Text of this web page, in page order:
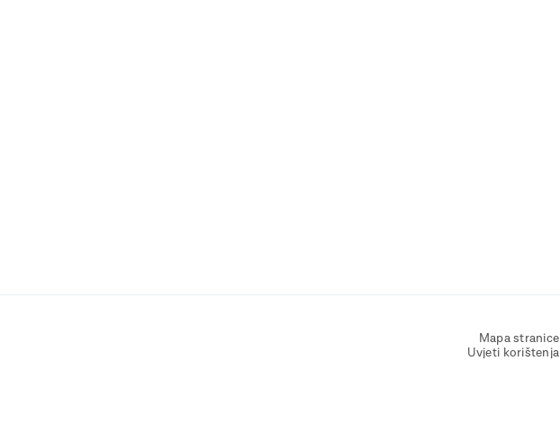
Mapa stranice
Uvjeti korištenja